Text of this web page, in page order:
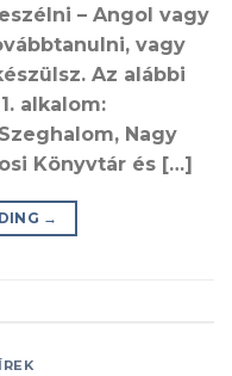
– Angol vagy
vagy
Az alábbi
alkalom:
Szeghalom, Nagy
Könyvtár és […]
→